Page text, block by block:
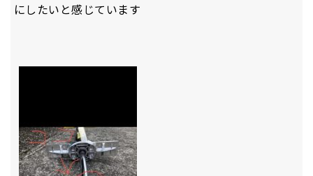
にしたいと感じています